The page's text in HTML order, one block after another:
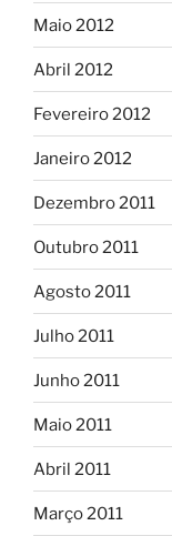
Maio 2012
Abril 2012
Fevereiro 2012
Janeiro 2012
Dezembro 2011
Outubro 2011
Agosto 2011
Julho 2011
Junho 2011
Maio 2011
Abril 2011
Março 2011